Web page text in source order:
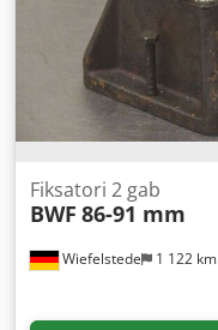
Wiefelstede 1 122 km
Fiksatori 2 gab
BWF 86-91 mm